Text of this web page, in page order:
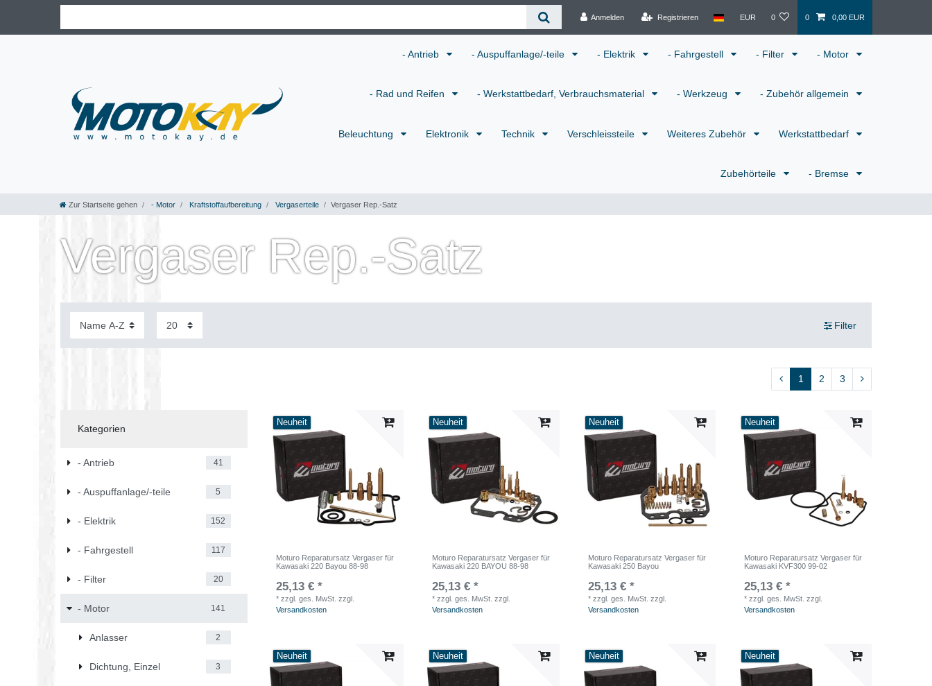
Anmelden Registrieren EUR 0 0 0,00 EUR
- Antrieb - Auspuffanlage/-teile - Elektrik - Fahrgestell - Filter - Motor
- Rad und Reifen - Werkstattbedarf, Verbrauchsmaterial - Werkzeug - Zubehör allgemein
Beleuchtung Elektronik Technik Verschleissteile Weiteres Zubehör Werkstattbedarf
Zubehörteile - Bremse
Zur Startseite gehen - Motor Kraftstoffaufbereitung Vergaserteile Vergaser Rep.-Satz
Vergaser Rep.-Satz
Filter
1 2 3
Kategorien
- Antrieb 41
- Auspuffanlage/-teile 5
- Elektrik 152
- Fahrgestell 117
- Filter 20
- Motor 141
Anlasser 2
Dichtung, Einzel 3
Neuheit
Moturo Reparatursatz Vergaser für
Kawasaki 220 Bayou 88-98
25,13 € *
*zzgl. ges. MwSt. zzgl.
Versandkosten
Neuheit
Moturo Reparatursatz Vergaser für
Kawasaki 220 BAYOU 88-98
25,13 € *
*zzgl. ges. MwSt. zzgl.
Versandkosten
Neuheit
Moturo Reparatursatz Vergaser für
Kawasaki 250 Bayou
25,13 € *
*zzgl. ges. MwSt. zzgl.
Versandkosten
Neuheit
Moturo Reparatursatz Vergaser für
Kawasaki KVF300 99-02
25,13 € *
*zzgl. ges. MwSt. zzgl.
Versandkosten
Neuheit Neuheit Neuheit Neuheit